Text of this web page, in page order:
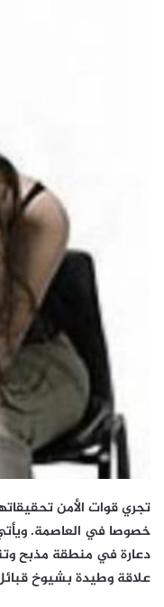
تجري قوات الأمن
خصوصا في العاصمة.
دعارة في منطقة مذبح
علاقة وطيدة بشيوخ